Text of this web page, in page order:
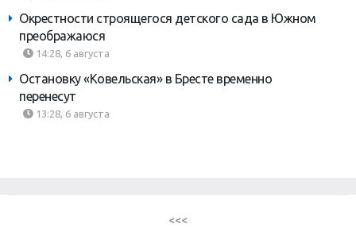
Окрестности строящегося детского сада в Южном
преображаюся
14:28, 6 августа
Остановку «Ковельская» в Бресте временно
перенесут
13:28, 6 августа
<<<